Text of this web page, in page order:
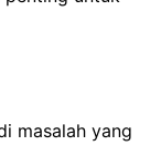
masalah yang